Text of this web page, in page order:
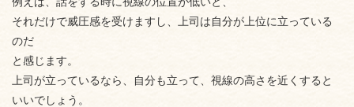
それだけで威圧感を受けますし、上司は自分が上位に立っている
のだ
と感じます。
上司が立っているなら、自分も立って、視線の高さを近くすると
いいでしょう。